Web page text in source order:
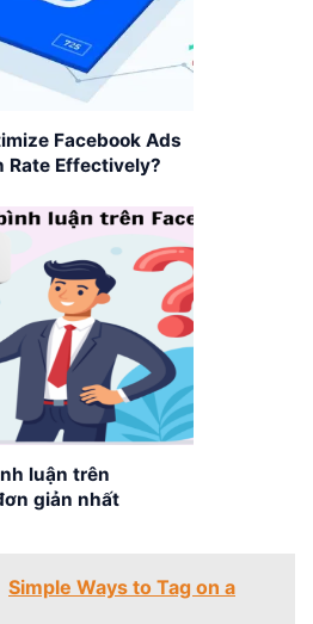
Facebook Ads
Rate Effectively?
luận trên
giản nhất
Simple Ways to Tag on a